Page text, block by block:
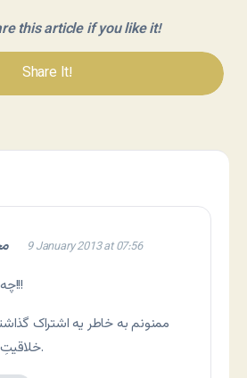
this article if you like it!
Share It!
9 January 2013 at 07:56
چه جالب!!!
ممنونم به خاطر یه اشتراک
خلاقیتِ جالب.